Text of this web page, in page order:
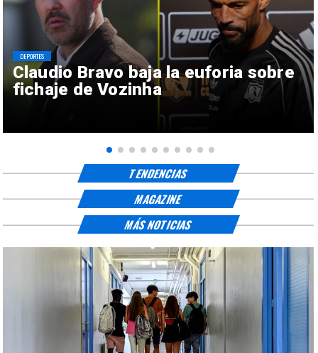
Claudio Bravo baja la euforia sobre
fichaje de Vozinha
DEPORTES
TENDENCIAS
MAGAZINE
MÁS NOTICIAS